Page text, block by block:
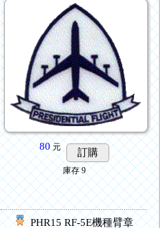
80元 訂購
庫存 9
PHR15 RF-5E機種臂章